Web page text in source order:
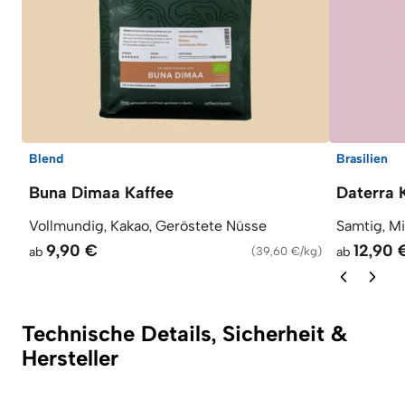
Blend
Buna Dimaa Kaffee
Vollmundig, Kakao, Geröstete Nüsse
ab 9,90 € (39,60 €/kg)
Brasilien
Daterra
Samtig,
ab 12,90
Technische Details, Sicherheit &
Hersteller